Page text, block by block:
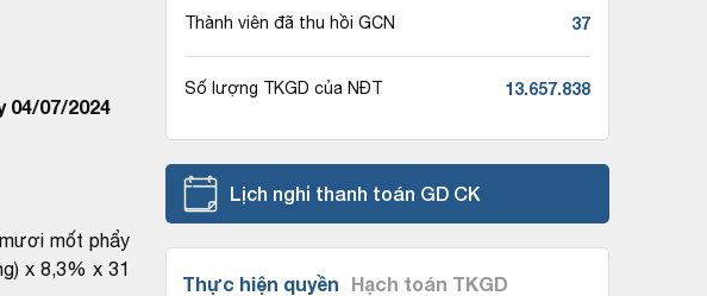
04/07/2024
mốt phẩy
x 8,3% x 31
Thành viên đã thu hồi GCN 37
Số lượng TKGD của NĐT 13.657.838
Lịch nghỉ thanh toán GD CK
Thực hiện quyền Hạch toán TKGD